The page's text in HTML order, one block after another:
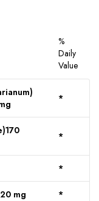
%
Daily
Value
*
170
*
*
mg *